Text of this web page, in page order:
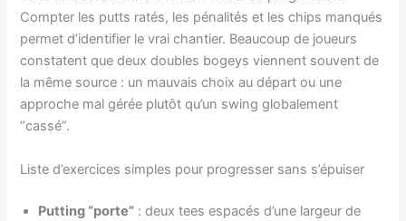
Compter les putts ratés, les pénalités et les chips manqués
permet d’identifier le vrai chantier. Beaucoup de joueurs
constatent que deux doubles bogeys viennent souvent de
la même source : un mauvais choix au départ ou une
approche mal gérée plutôt qu’un swing globalement
“cassé”.
Liste d’exercices simples pour progresser sans s’épuiser
Putting “porte” : deux tees espacés d’une largeur de